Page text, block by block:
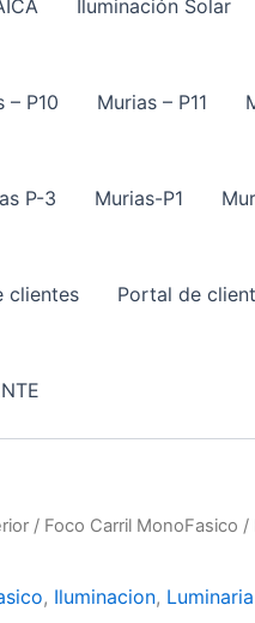
Iluminación Solar
– P10 Murias – P11
P-3 Murias-P1
clientes Portal de
/ Foco Carril MonoFasico /
, Iluminacion,